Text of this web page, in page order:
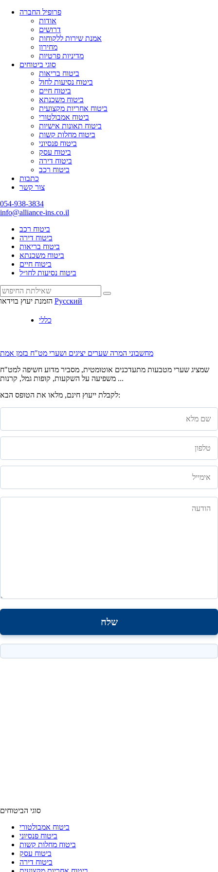
פרופיל החברה
אודות
דרושים
אמנת שירות ללקוחות
מחירון
מדיניות פרטיות
סוגי ביטוחים
ביטוח בריאות
ביטוח נסיעות לחול
ביטוח חיים
ביטוח משכנתא
ביטוח אחריות מקצועית
ביטוח אמבולטורי
ביטוח תאונות אישיות
ביטוח מחלות קשות
ביטוח פנסיוני
ביטוח עסק
ביטוח דירה
ביטוח רכב
כתבות
צור קשר
054-938-3834
info@alliance-ins.co.il
ביטוח רכב
ביטוח דירה
ביטוח בריאות
ביטוח משכנתא
ביטוח חיים
ביטוח נסיעות לחו״ל
הזמנת יעוץ בוידאו Русский
כללי
מחשבוני המרה שערים יציגים ושערי מט"ח בזמן אמת
שמציג שערי מטבעות מתעדכנים אוטומטית, מסביר מדוע חשיפה למט"ח
משפיעה על השקעות, קופות גמל, קרנות ...
לקבלת ייעוץ חינם, מלאו את הטופס הבא:
סוגי הביטוחים
ביטוח אמבולטורי
ביטוח פנסיוני
ביטוח מחלות קשות
ביטוח עסק
ביטוח דירה